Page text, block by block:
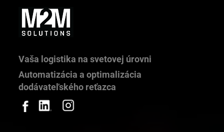
Podpora študentov cez súťaže, partnerstvá a
Vaša logistika na svetovej úrovni
Automatizácia a optimalizácia
dodávateľského reťazca